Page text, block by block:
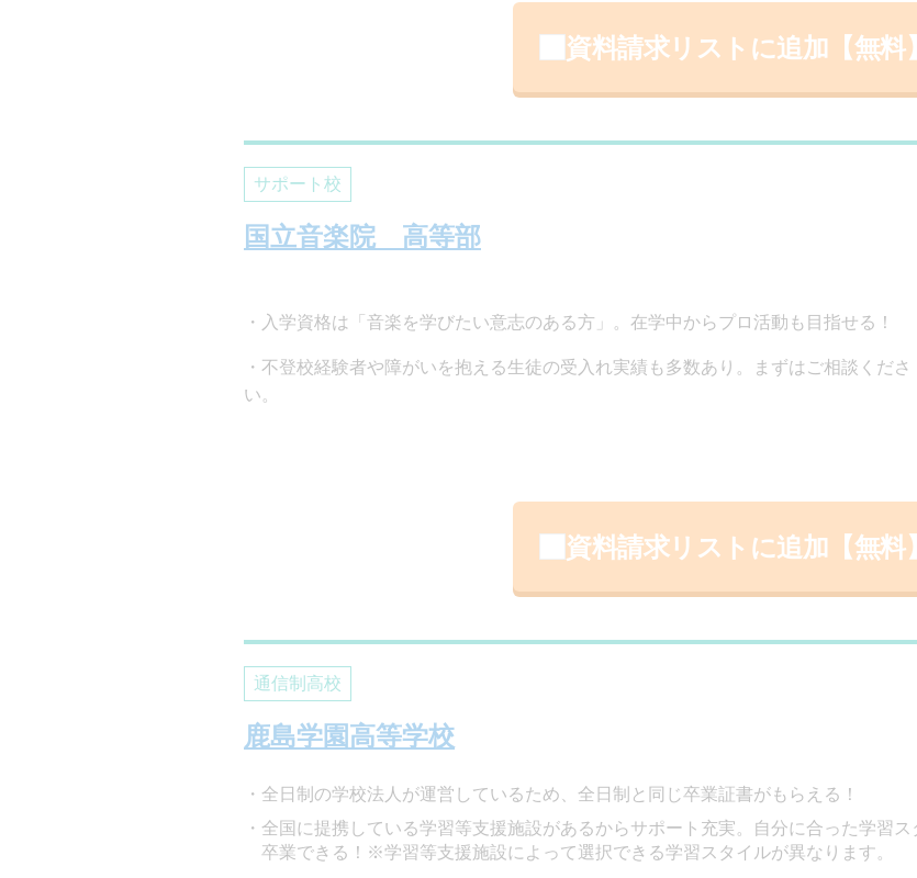
資料請求リストに追加【無料】
サポート校
国立音楽院 高等部
入学資格は「音楽を学びたい意志のある方」。在学中からプロ活動も目指せる！
不登校経験者や障がいを抱える生徒の受入れ実績も多数あり。まずはご相談くださ
い。
資料請求リストに追加【無料】
通信制高校
鹿島学園高等学校
全日制の学校法人が運営しているため、全日制と同じ卒業証書がもらえる！
全国に提携している学習等支援施設があるからサポート充実。自分に合った学習
卒業できる！※学習等支援施設によって選択できる学習スタイルが異なります。